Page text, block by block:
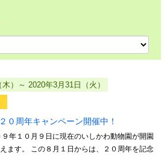
）～ 2020年3月31日（火）
０周年キャンペーン開催中！
年１０月９日に現在のいしかわ動物園が開園
ます。 この８月１日からは、２０周年を記念